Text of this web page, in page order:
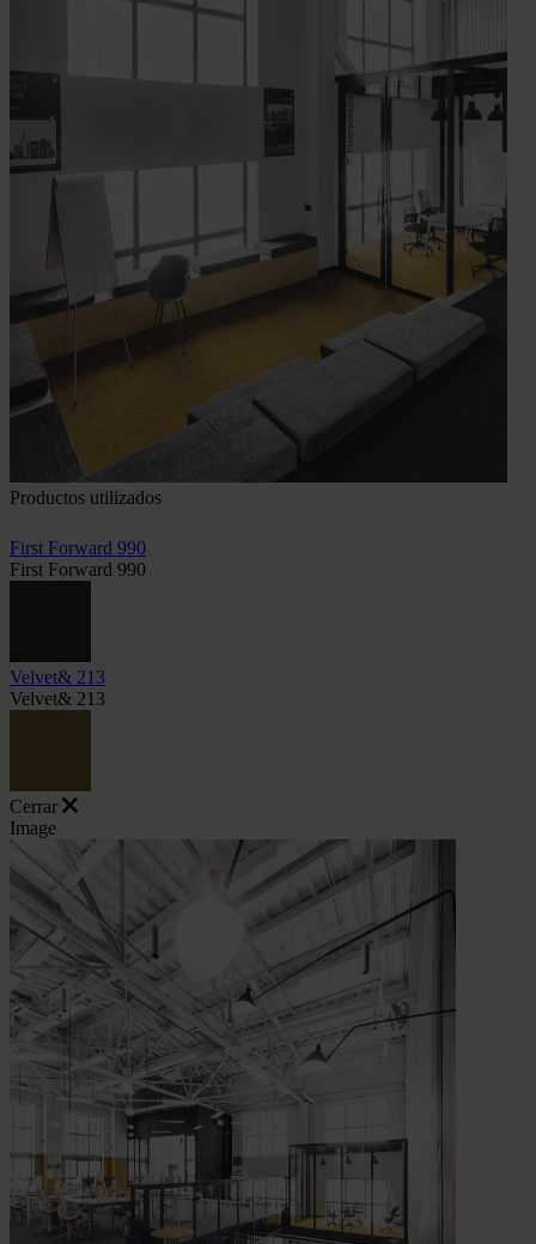
Productos utilizados
First Forward 990
First Forward 990
Velvet& 213
Velvet& 213
Cerrar
Image